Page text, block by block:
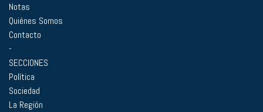
Notas
Quiénes Somos
Contacto
-
SECCIONES
Política
Sociedad
La Región